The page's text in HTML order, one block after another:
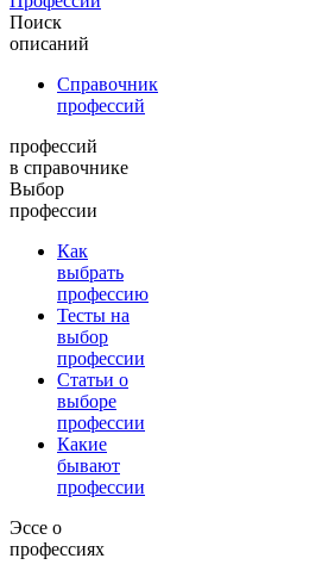
Поиск
описаний
Справочник
профессий
профессий
в справочнике
Выбор
профессии
Как
выбрать
профессию
Тесты на
выбор
профессии
Статьи о
выборе
профессии
Какие
бывают
профессии
Эссе о
профессиях